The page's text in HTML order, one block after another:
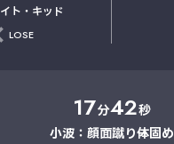
ト・キッド
LOSE
17分42秒
小波：顔面蹴り→体固め